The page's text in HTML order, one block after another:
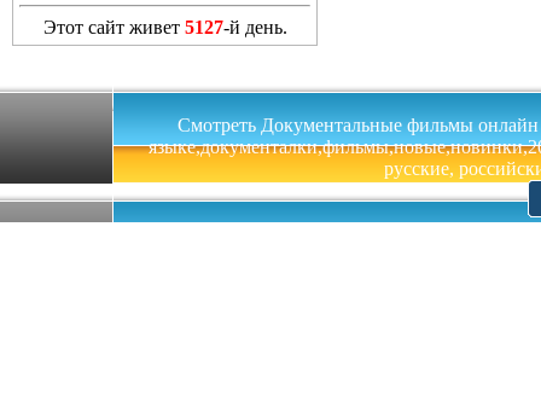
Этот сайт живет 5127-й день.
Смотреть Документальные фильмы онлайн
русские,